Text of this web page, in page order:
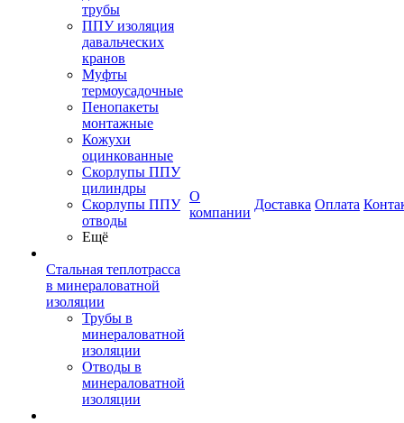
трубы
ППУ изоляция
давальческих
кранов
Муфты
термоусадочные
Пенопакеты
монтажные
Кожухи
оцинкованные
Скорлупы ППУ
цилиндры
Скорлупы ППУ
отводы
Ещё
Стальная теплотрасса
в минераловатной
изоляции
Трубы в
минераловатной
изоляции
Отводы в
минераловатной
изоляции
О
компании
Доставка Оплата